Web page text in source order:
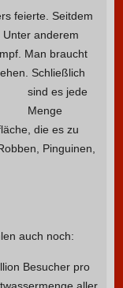
feierte. Seitdem
anderem
Man braucht
Schließlich
sind es jede
Menge
die es zu
Pinguinen,
auch noch:
Besucher pro